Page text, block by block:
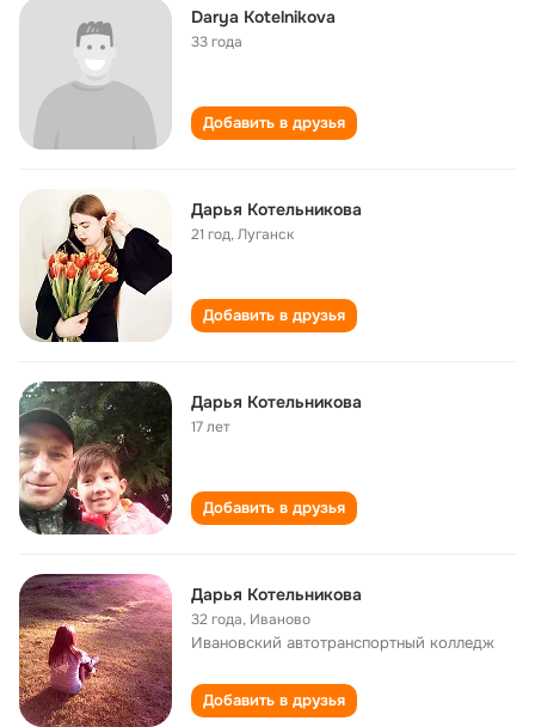
Darya Kotelnikova
33 года
Добавить в друзья
Дарья Котельникова
21 год,Луганск
Добавить в друзья
Дарья Котельникова
17 лет
Добавить в друзья
Дарья Котельникова
32 года, Иваново
Ивановский автотранспортный колледж
Добавить в друзья